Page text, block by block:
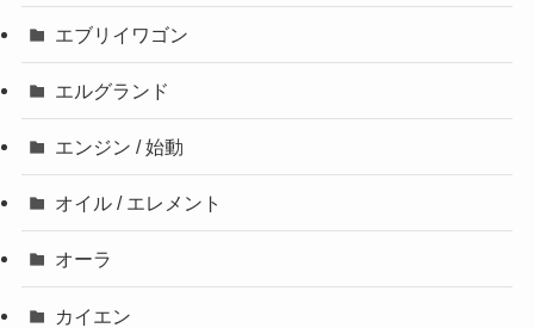
エブリイワゴン
エルグランド
エンジン / 始動
オイル / エレメント
オーラ
カイエン